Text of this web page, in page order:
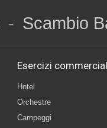
- Scambio
Esercizi
Hotel
Orchestre
Campeggi